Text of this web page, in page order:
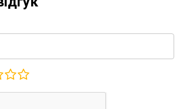
клієнтів, які планують нечасте
алюмінієвий профіль
Опорна траверса у приставних та
має класичні наконечники.